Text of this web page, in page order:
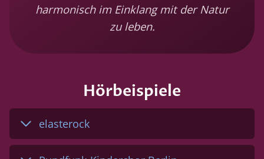
harmonisch im Einklang mit der Natur
zu leben.
Hörbeispiele
elasterock